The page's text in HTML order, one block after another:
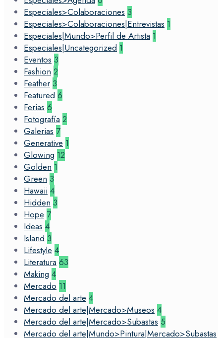
Especiales>Colaboraciones 3
Especiales>Colaboraciones|Entrevistas 1
Especiales|Mundo>Perfil de Artista 1
Especiales|Uncategorized 1
Eventos 3
Fashion 2
Feather 3
Featured 6
Ferias 6
Fotografía 2
Galerias 7
Generative 1
Glowing 12
Golden 1
Green 3
Hawaii 4
Hidden 3
Hope 7
Ideas 4
Island 3
Lifestyle 4
Literatura 63
Making 4
Mercado 11
Mercado del arte 4
Mercado del arte|Mercado>Museos 4
Mercado del arte|Mercado>Subastas 5
Mercado del arte|Mundo>Pintura|Mercado>Subastas